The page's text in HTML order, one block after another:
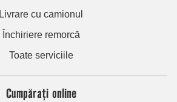
Livrare cu camionul
Închiriere remorcă
Toate serviciile
Cumpărați online